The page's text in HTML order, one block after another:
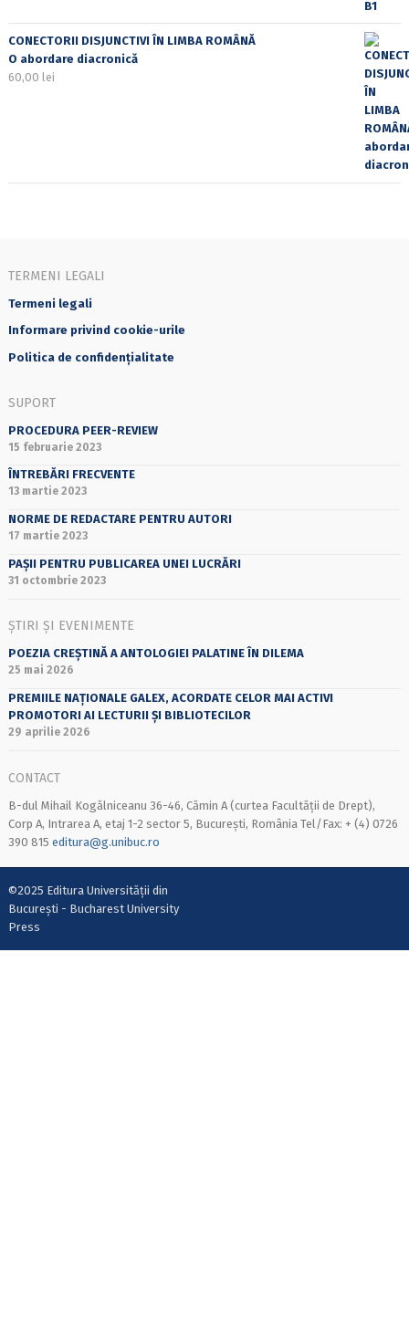
CONECTORII DISJUNCTIVI ÎN LIMBA ROMÂNĂ
O abordare diacronică
60,00 lei
TERMENI LEGALI
Termeni legali
Informare privind cookie-urile
Politica de confidențialitate
SUPORT
PROCEDURA PEER-REVIEW
15 februarie 2023
ÎNTREBĂRI FRECVENTE
13 martie 2023
NORME DE REDACTARE PENTRU AUTORI
17 martie 2023
PAȘII PENTRU PUBLICAREA UNEI LUCRĂRI
31 octombrie 2023
ȘTIRI ȘI EVENIMENTE
POEZIA CREȘTINĂ A ANTOLOGIEI PALATINE ÎN DILEMA
25 mai 2026
PREMIILE NAȚIONALE GALEX, ACORDATE CELOR MAI ACTIVI
PROMOTORI AI LECTURII ȘI BIBLIOTECILOR
29 aprilie 2026
CONTACT
B-dul Mihail Kogălniceanu 36-46, Cămin A (curtea Facultății de Drept),
Corp A, Intrarea A, etaj 1-2 sector 5, București, România Tel/Fax: + (4) 0726
390 815 editura@g.unibuc.ro
©2025 Editura Universității din
București - Bucharest University
Press